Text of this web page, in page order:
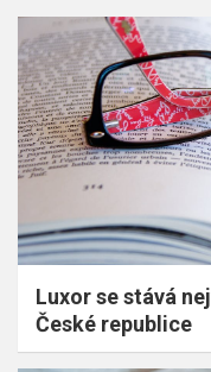
Luxor se stává
České republice